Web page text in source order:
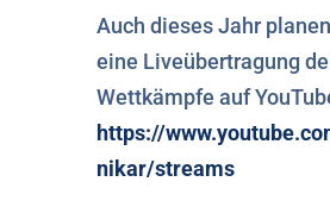
Auch dieses Jahr
eine Liveübertragung
Wettkämpfe auf
https://
nikar/streams